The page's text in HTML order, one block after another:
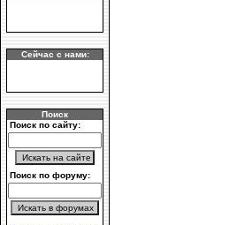
Сейчас с нами:
Поиск
Поиск по сайту:
Поиск по форуму: